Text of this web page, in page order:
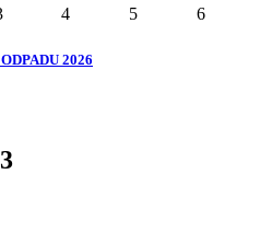
4 5 6
2026